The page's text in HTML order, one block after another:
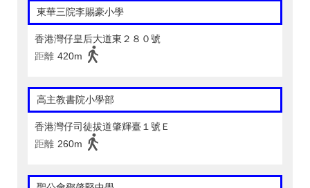
東華三院李賜豪小學
香港灣仔皇后大道東２８０號
距離 420m
高主教書院小學部
香港灣仔司徒拔道肇輝臺１號Ｅ
距離 260m